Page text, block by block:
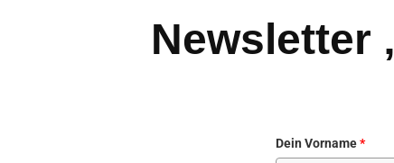
Newsletter
Dein Vorname*